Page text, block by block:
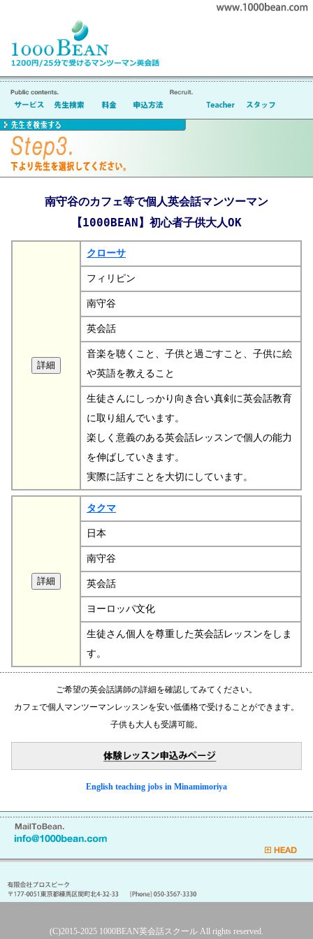
南守谷のカフェ等で個人英会話マンツーマン
【1000BEAN】初心者子供大人OK
クローサ
フィリピン
南守谷
英会話
音楽を聴くこと、子供と過ごすこと、子供に絵
や英語を教えること
生徒さんにしっかり向き合い真剣に英会話教育
に取り組んでいます。
楽しく意義のある英会話レッスンで個人の能力
を伸ばしていきます。
実際に話すことを大切にしています。
タクマ
日本
南守谷
英会話
ヨーロッパ文化
生徒さん個人を尊重した英会話レッスンをしま
す。
ご希望の英会話講師の詳細を確認してみてください。
カフェで個人マンツーマンレッスンを安い低価格で受けることができます。
子供も大人も受講可能。
English teaching jobs in Minamimoriya
(C)2015-2025 1000BEAN英会話スクール All rights reserved.